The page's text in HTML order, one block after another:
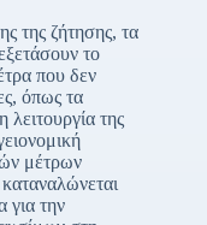
ζήτησης, τα
το
που δεν
όπως τα
λειτουργία της
μέτρων
για την